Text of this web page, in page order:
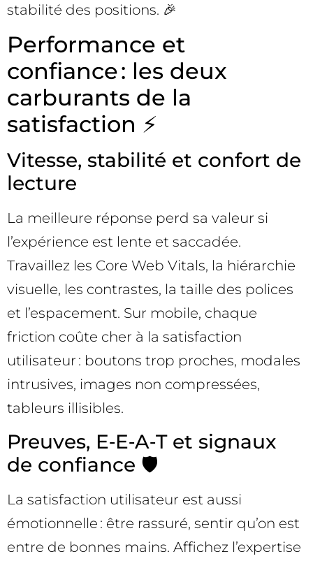
stabilité des positions. 🎉
Performance et
confiance : les deux
carburants de la
satisfaction ⚡
Vitesse, stabilité et confort de
lecture
La meilleure réponse perd sa valeur si
l’expérience est lente et saccadée.
Travaillez les Core Web Vitals, la hiérarchie
visuelle, les contrastes, la taille des polices
et l’espacement. Sur mobile, chaque
friction coûte cher à la satisfaction
utilisateur : boutons trop proches, modales
intrusives, images non compressées,
tableurs illisibles.
Preuves, E‑E‑A‑T et signaux
de confiance 🛡️
La satisfaction utilisateur est aussi
émotionnelle : être rassuré, sentir qu’on est
entre de bonnes mains. Affichez l’expertise